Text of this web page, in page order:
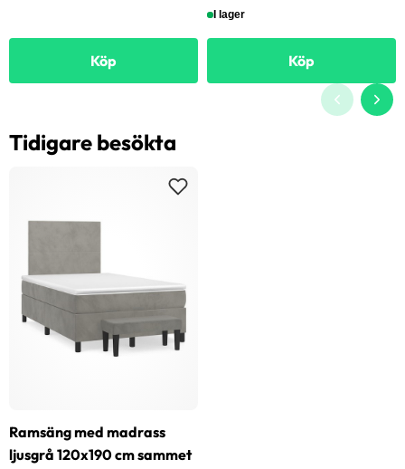
Köp
I lager
Köp
Tidigare besökta
Ramsäng med madrass
ljusgrå 120x190 cm sammet